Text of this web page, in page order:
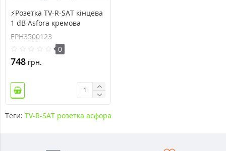
⚡Розетка TV-R-SAT кінцева
1 dB Asfora кремова
(EPH3500123)
EPH3500123
0
748 грн.
Теги: TV-R-SAT розетка асфора